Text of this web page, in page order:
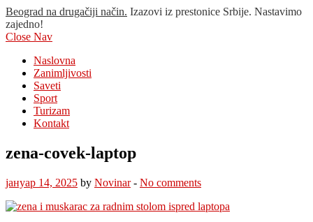
Beograd na drugačiji način. Izazovi iz prestonice Srbije. Nastavimo
zajedno!
Close Nav
Naslovna
Zanimljivosti
Saveti
Sport
Turizam
Kontakt
zena-covek-laptop
јануар 14, 2025 by Novinar- No comments